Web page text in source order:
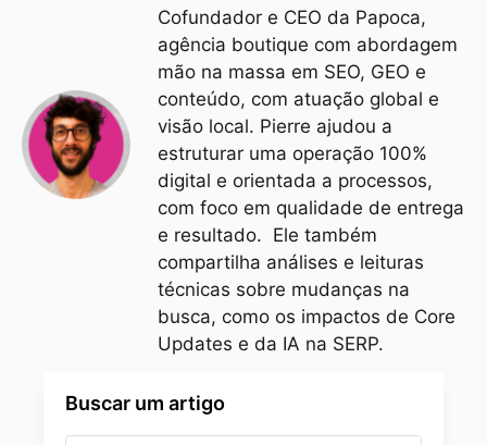
Cofundador e CEO da Papoca,
agência boutique com abordagem
mão na massa em SEO, GEO e
conteúdo, com atuação global e
visão local. Pierre ajudou a
estruturar uma operação 100%
digital e orientada a processos,
com foco em qualidade de entrega
e resultado. Ele também
compartilha análises e leituras
técnicas sobre mudanças na
busca, como os impactos de Core
Updates e da IA na SERP.
Buscar um artigo